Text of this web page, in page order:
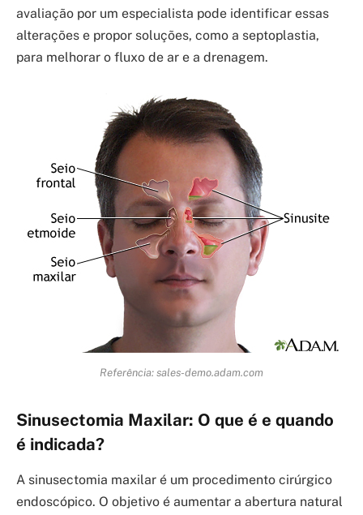
avaliação por um especialista pode identificar essas
alterações e propor soluções, como a septoplastia,
para melhorar o fluxo de ar e a drenagem.
Referência: sales-demo.adam.com
Sinusectomia Maxilar: O que é e quando
é indicada?
A sinusectomia maxilar é um procedimento cirúrgico
endoscópico. O objetivo é aumentar a abertura natural